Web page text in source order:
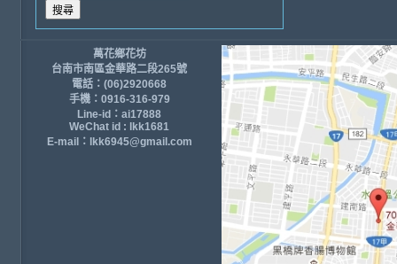
萬花鄉花坊
台南市南區金華路二段265號
電話：(06)2920668
手機：0916-316-979
Line-id：ai17888
WeChat id : lkk1681
E-mail：lkk6945@gmail.com